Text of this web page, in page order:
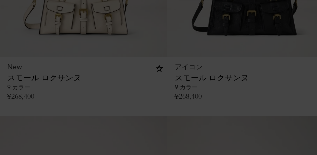
New
スモール ロクサンヌ
9 カラー
¥268,400
アイコン
スモール ロクサンヌ
9 カラー
¥268,400